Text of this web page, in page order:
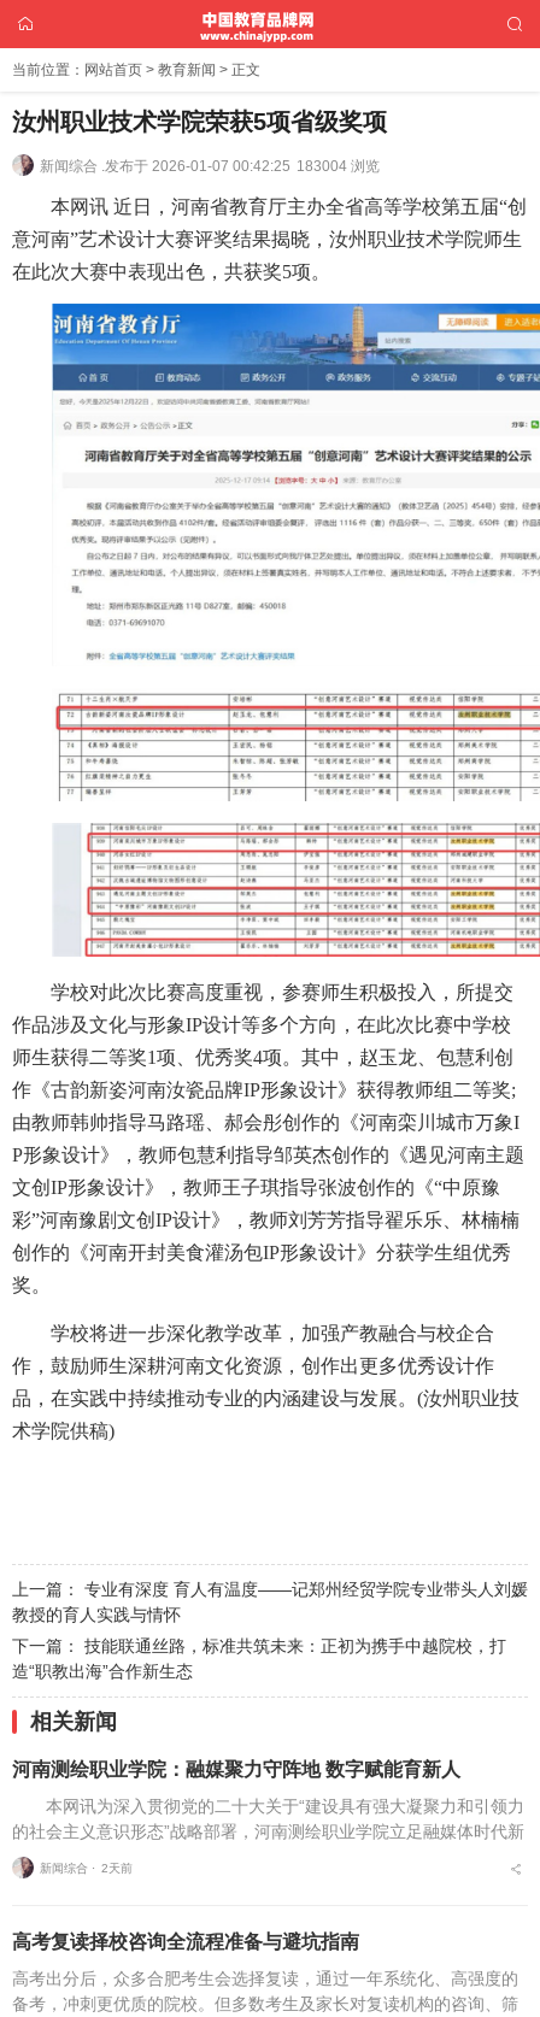
当前位置： 网站首页 > 教育新闻 > 正文
汝州职业技术学院荣获5项省级奖项
新闻综合 .发布于 2026-01-07 00:42:25 183004 浏览
本网讯 近日，河南省教育厅主办全省高等学校第五届“创
意河南”艺术设计大赛评奖结果揭晓，汝州职业技术学院师生
在此次大赛中表现出色，共获奖5项。
学校对此次比赛高度重视，参赛师生积极投入，所提交
作品涉及文化与形象IP设计等多个方向，在此次比赛中学校
师生获得二等奖1项、优秀奖4项。其中，赵玉龙、包慧利创
作《古韵新姿河南汝瓷品牌IP形象设计》获得教师组二等奖;
由教师韩帅指导马路瑶、郝会彤创作的《河南栾川城市万象I
P形象设计》，教师包慧利指导邹英杰创作的《遇见河南主题
文创IP形象设计》，教师王子琪指导张波创作的《“中原豫
彩”河南豫剧文创IP设计》，教师刘芳芳指导翟乐乐、林楠楠
创作的《河南开封美食灌汤包IP形象设计》分获学生组优秀
奖。
学校将进一步深化教学改革，加强产教融合与校企合
作，鼓励师生深耕河南文化资源，创作出更多优秀设计作
品，在实践中持续推动专业的内涵建设与发展。(汝州职业技
术学院供稿)
上一篇： 专业有深度 育人有温度——记郑州经贸学院专业带头人刘媛
教授的育人实践与情怀
下一篇： 技能联通丝路，标准共筑未来：正初为携手中越院校，打
造“职教出海”合作新生态
相关新闻
河南测绘职业学院：融媒聚力守阵地 数字赋能育新人
本网讯为深入贯彻党的二十大关于“建设具有强大凝聚力和引领力
的社会主义意识形态”战略部署，河南测绘职业学院立足融媒体时代新
挑战，扎实推进在风险研判、机制创新、技术赋能、实践育人等方面
的路径分析与研...
新闻综合 ⋅ 2天前
高考复读择校咨询全流程准备与避坑指南
高考出分后，众多合肥考生会选择复读，通过一年系统化、高强度的
备考，冲刺更优质的院校。但多数考生及家长对复读机构的咨询、筛